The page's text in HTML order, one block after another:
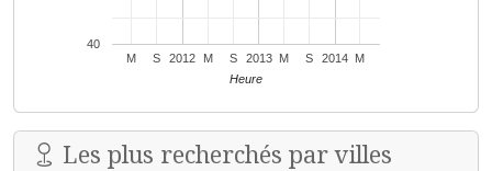
2012 2013 2014
M S M S M S M
40
Heure
Les plus recherchés par villes